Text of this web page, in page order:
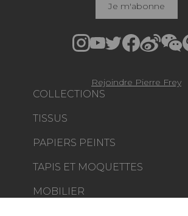
COLLECTIONS
TISSUS
PAPIERS PEINTS
TAPIS ET MOQUETTES
MOBILIER
Je m'abonne
Rejoindre Pierre Frey